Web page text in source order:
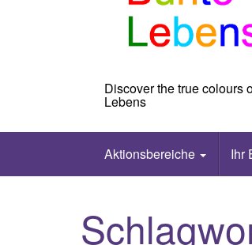
Discover the true colours
Lebens
Aktionsbereiche Ihr